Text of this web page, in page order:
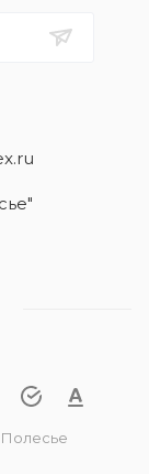
Полесье